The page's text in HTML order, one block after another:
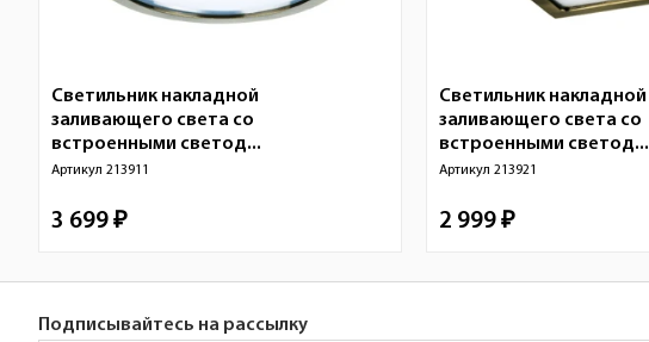
Светильник накладной
заливающего света со
встроенными светод...
Артикул 213911
3 699 ₽
Светильник накладной
заливающего света со
встроенными светод...
Артикул 213921
2 999 ₽
Подписывайтесь на рассылку